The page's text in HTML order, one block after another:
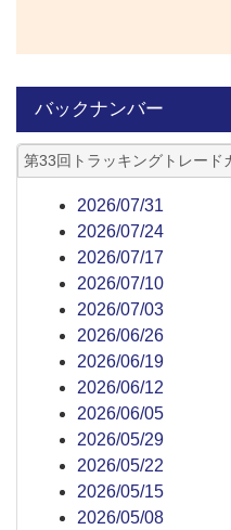
バックナンバー
第33回トラッキングトレード
2026/07/31
2026/07/24
2026/07/17
2026/07/10
2026/07/03
2026/06/26
2026/06/19
2026/06/12
2026/06/05
2026/05/29
2026/05/22
2026/05/15
2026/05/08